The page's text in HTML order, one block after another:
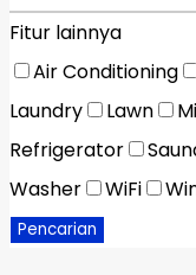
Fitur lainnya
Air Conditioning
Laundry
Lawn
Refrigerator
Washer
WiFi
Pencarian